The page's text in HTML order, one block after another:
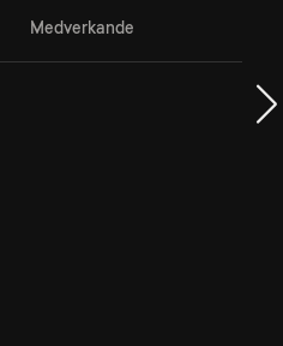
Medverkande